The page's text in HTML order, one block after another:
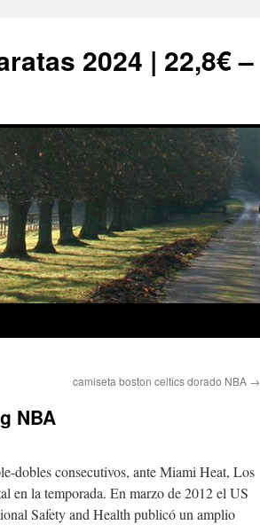
2024 | 22,8€ –
camiseta boston celtics dorado NBA →
NBA
dobles consecutivos, ante Miami Heat, Los
en la temporada. En marzo de 2012 el US
Safety and Health publicó un amplio